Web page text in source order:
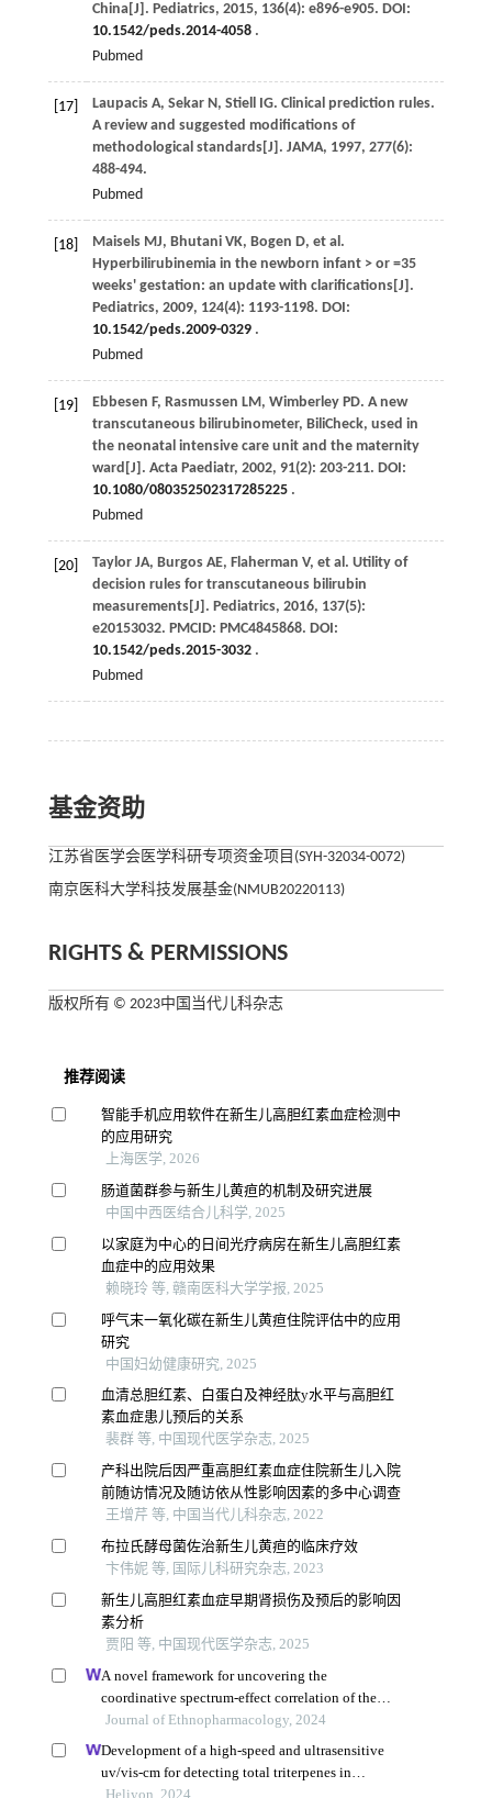
China[J]. Pediatrics, 2015, 136(4): e896-e905. DOI:
10.1542/peds.2014-4058.
Pubmed
[17] Laupacis A, Sekar N, Stiell IG. Clinical prediction rules.
A review and suggested modifications of
methodological standards[J]. JAMA, 1997, 277(6):
488-494.
Pubmed
[18] Maisels MJ, Bhutani VK, Bogen D, et al.
Hyperbilirubinemia in the newborn infant > or =35
weeks' gestation: an update with clarifications[J].
Pediatrics, 2009, 124(4): 1193-1198. DOI:
10.1542/peds.2009-0329.
Pubmed
[19] Ebbesen F, Rasmussen LM, Wimberley PD. A new
transcutaneous bilirubinometer, BiliCheck, used in
the neonatal intensive care unit and the maternity
ward[J]. Acta Paediatr, 2002, 91(2): 203-211. DOI:
10.1080/080352502317285225.
Pubmed
[20] Taylor JA, Burgos AE, Flaherman V, et al. Utility of
decision rules for transcutaneous bilirubin
measurements[J]. Pediatrics, 2016, 137(5):
e20153032. PMCID: PMC4845868. DOI:
10.1542/peds.2015-3032.
Pubmed
基金资助
江苏省医学会医学科研专项资金项目(SYH-32034-0072)
南京医科大学科技发展基金(NMUB20220113)
RIGHTS & PERMISSIONS
版权所有 © 2023中国当代儿科杂志